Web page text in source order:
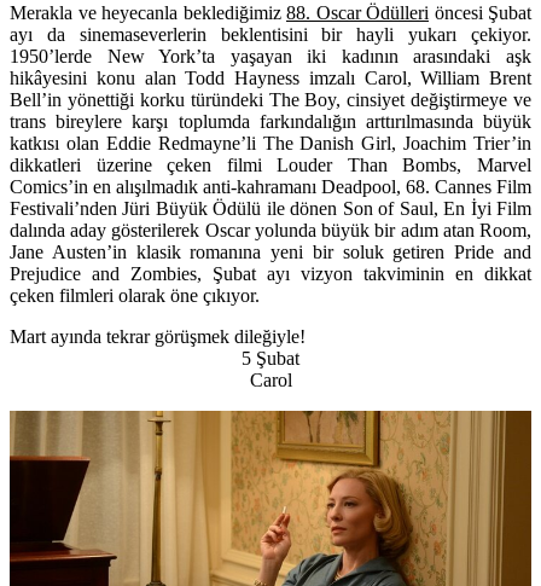
Merakla ve heyecanla beklediğimiz 88. Oscar Ödülleri öncesi Şubat
ayı da sinemaseverlerin beklentisini bir hayli yukarı çekiyor.
1950’lerde New York’ta yaşayan iki kadının arasındaki aşk
hikâyesini konu alan Todd Hayness imzalı Carol,William Brent
Bell’in yönettiği korku türündeki The Boy, cinsiyet değiştirmeye ve
trans bireylere karşı toplumda farkındalığın arttırılmasında büyük
katkısı olan Eddie Redmayne’li The Danish Girl, Joachim Trier’in
dikkatleri üzerine çeken filmi Louder Than Bombs, Marvel
Comics’in en alışılmadık anti-kahramanı Deadpool, 68. Cannes Film
Festivali’nden Jüri Büyük Ödülü ile dönen Son of Saul, En İyi Film
dalında aday gösterilerek Oscar yolunda büyük bir adım atan Room,
Jane Austen’in klasik romanına yeni bir soluk getirenPride and
Prejudice and Zombies, Şubat ayı vizyon takviminin en dikkat
çeken filmleri olarak öne çıkıyor.
Mart ayında tekrar görüşmek dileğiyle!
5 Şubat
Carol